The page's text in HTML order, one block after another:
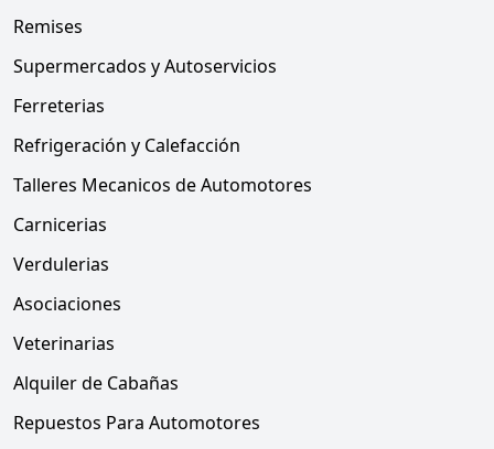
Remises
Supermercados y Autoservicios
Ferreterias
Refrigeración y Calefacción
Talleres Mecanicos de Automotores
Carnicerias
Verdulerias
Asociaciones
Veterinarias
Alquiler de Cabañas
Repuestos Para Automotores